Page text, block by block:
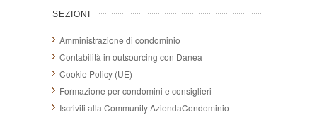
SEZIONI
Amministrazione di condominio
Contabilità in outsourcing con Danea
Cookie Policy (UE)
Formazione per condomini e consiglieri
Iscriviti alla Community AziendaCondominio